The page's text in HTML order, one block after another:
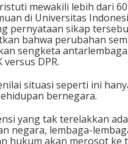
mewakili lebih dari
di Universitas
pernyataan sikap
bahwa perubahan
sengketa
DPR.
situasi seperti ini
bernegara.
yang tak terelakkan
negara, lembaga-
hukum akan merosot ke